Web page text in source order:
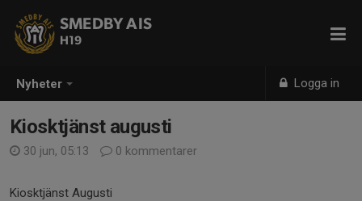
Nyheter Logga in
SMEDBY AIS
H19
Kiosktjänst augusti
30 jun, 05:13 0 kommentarer
Kiosktjänst Augusti